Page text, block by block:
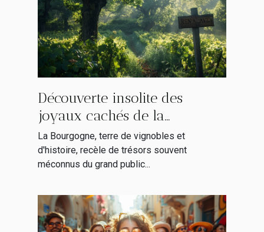
Découverte insolite des
joyaux cachés de la
Bourgogne stratégies SEO
pour explorer hors des
sentiers battus
La Bourgogne, terre de vignobles et
d'histoire, recèle de trésors souvent
méconnus du grand public...